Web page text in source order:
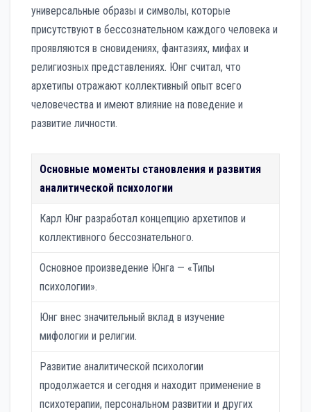
универсальные образы и символы, которые
присутствуют в бессознательном каждого человека и
проявляются в сновидениях, фантазиях, мифах и
религиозных представлениях. Юнг считал, что
архетипы отражают коллективный опыт всего
человечества и имеют влияние на поведение и
развитие личности.
Основные моменты становления и развития
аналитической психологии
Карл Юнг разработал концепцию архетипов и
коллективного бессознательного.
Основное произведение Юнга — «Типы
психологии».
Юнг внес значительный вклад в изучение
мифологии и религии.
Развитие аналитической психологии
продолжается и сегодня и находит применение в
психотерапии, персональном развитии и других